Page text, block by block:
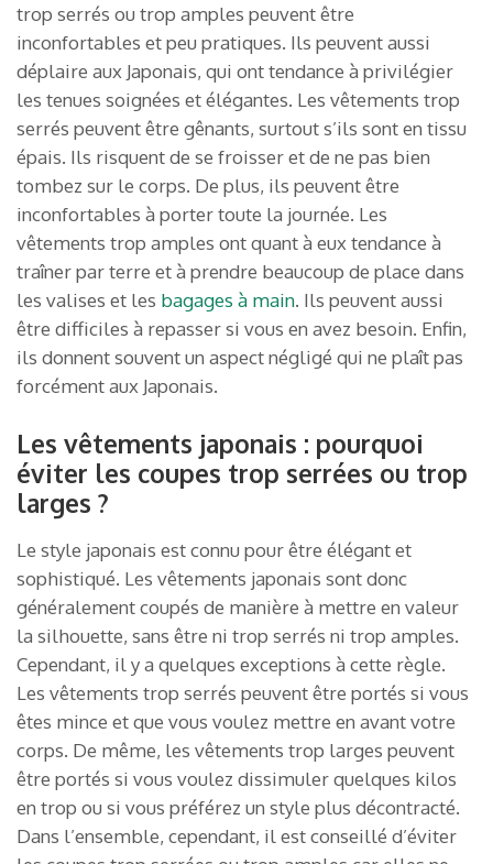
trop serrés ou trop amples peuvent être
inconfortables et peu pratiques. Ils peuvent aussi
déplaire aux Japonais, qui ont tendance à privilégier
les tenues soignées et élégantes. Les vêtements trop
serrés peuvent être gênants, surtout s’ils sont en tissu
épais. Ils risquent de se froisser et de ne pas bien
tombez sur le corps. De plus, ils peuvent être
inconfortables à porter toute la journée. Les
vêtements trop amples ont quant à eux tendance à
traîner par terre et à prendre beaucoup de place dans
les valises et les bagages à main. Ils peuvent aussi
être difficiles à repasser si vous en avez besoin. Enfin,
ils donnent souvent un aspect négligé qui ne plaît pas
forcément aux Japonais.
Les vêtements japonais : pourquoi
éviter les coupes trop serrées ou trop
larges ?
Le style japonais est connu pour être élégant et
sophistiqué. Les vêtements japonais sont donc
généralement coupés de manière à mettre en valeur
la silhouette, sans être ni trop serrés ni trop amples.
Cependant, il y a quelques exceptions à cette règle.
Les vêtements trop serrés peuvent être portés si vous
êtes mince et que vous voulez mettre en avant votre
corps. De même, les vêtements trop larges peuvent
être portés si vous voulez dissimuler quelques kilos
en trop ou si vous préférez un style plus décontracté.
Dans l’ensemble, cependant, il est conseillé d’éviter